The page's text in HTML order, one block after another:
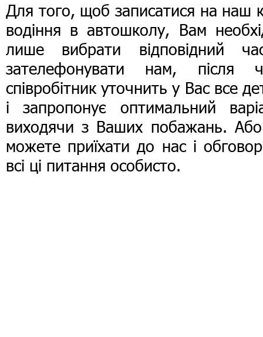
Для того, щоб записатися на наш
водіння в автошколу, Вам
лише вибрати відповідний
зателефонувати нам, після
співробітник уточнить у Вас все
і запропонує оптимальний
виходячи з Ваших побажань.
можете приїхати до нас і
всі ці питання особисто.